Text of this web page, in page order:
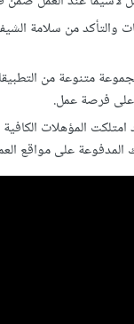
من سلامة
متنوعة من
فرصة عمل.
امتلكت المؤهلات
على مواقع